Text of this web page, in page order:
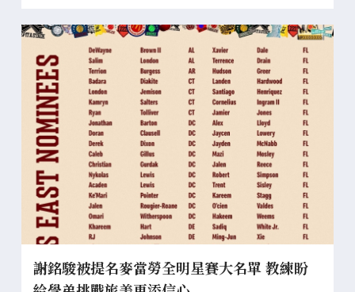
謝銘駿被提名麥當勞全明星賽大名單 教練盼